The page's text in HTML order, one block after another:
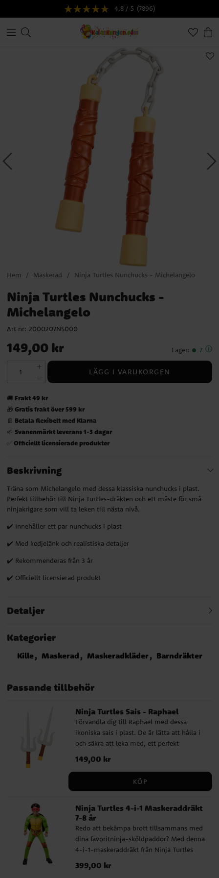
4.8 / 5 (7896)
Hem Maskerad Ninja Turtles Nunchucks - Michelangelo
Ninja Turtles Nunchucks -
Michelangelo
Art nr: 2000207NS000
Pris :149,00 kr
149,00 kr Lager: 7
LÄGG I VARUKORGEN
🚚 Frakt 49 kr
🎁 Gratis frakt över 599 kr
📄 Betala flexibelt med Klarna
🌱 Svanenmärkt leverans 1-3 dagar
✅ Officiellt licensierade produkter
Beskrivning
Träna som Michelangelo med dessa klassiska nunchucks i plast.
Perfekt tillbehör till Ninja Turtles-dräkten och ett måste för små
ninjakrigare som vill ta leken till nästa nivå.
✔️ Innehåller ett par nunchucks i plast
✔️ Med kedjelänk och realistiska detaljer
✔️ Rekommenderas från 3 år
✔️ Officiellt licensierad produkt
Detaljer
Kategorier
Kille Maskerad Maskeradkläder Barndräkter
Passande tillbehör
Ninja Turtles Sais - Raphael
Förvandla dig till Raphael med dessa
ikoniska sais i plast. De är lätta att hålla i
och säkra att leka med, ett perfekt
komplement till din Turtles-utklädnad. ✔️
Innehåller två sais i plast ✔️ Med målade
Rekommenderas från 3 år ✔️ Officiellt
Pris:149,00 kr
149,00 kr
KÖP
Ninja Turtles 4-i-1 Maskeraddräkt
7-8 år
Redo att bekämpa brott tillsammans med
dina favoritninja-sköldpaddor? Med denna
4-i-1-maskeraddräkt från Ninja Turtles
Donatello, Raphael eller Michelangelo.
Pris: 399,00 kr
399,00 kr